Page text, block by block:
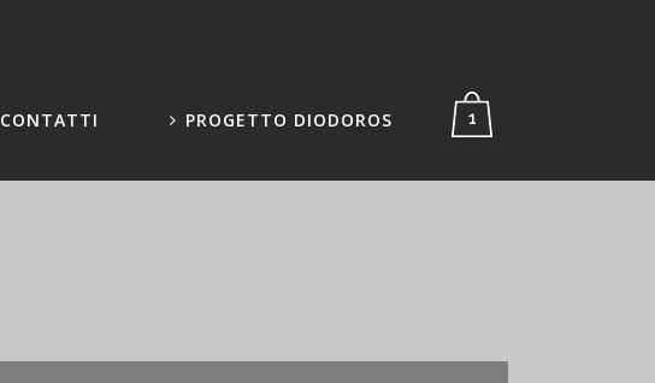
1
CONTATTI PROGETTO DIODOROS